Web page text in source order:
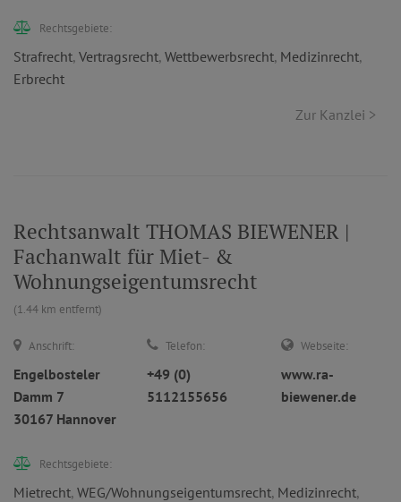
Rechtsgebiete:
Strafrecht, Vertragsrecht, Wettbewerbsrecht, Medizinrecht,
Erbrecht
Zur Kanzlei >
Rechtsanwalt THOMAS BIEWENER |
Fachanwalt für Miet- &
Wohnungseigentumsrecht
(1.44 km entfernt)
Anschrift:
Engelbosteler
Damm 7
30167 Hannover
Telefon:
+49 (0)
5112155656
Webseite:
www.ra-
biewener.de
Rechtsgebiete:
Mietrecht, WEG/Wohnungseigentumsrecht, Medizinrecht,